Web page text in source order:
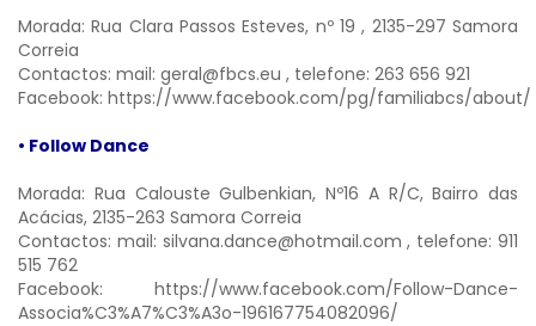
Morada: Rua Clara Passos Esteves, nº 19 , 2135-297 Samora
Correia
Contactos: mail: geral@fbcs.eu , telefone: 263 656 921
Facebook: https://www.facebook.com/pg/familiabcs/about/
• Follow Dance
Morada: Rua Calouste Gulbenkian, Nº16 A R/C, Bairro das
Acácias, 2135-263 Samora Correia
Contactos: mail: silvana.dance@hotmail.com , telefone: 911
515 762
Facebook: https://www.facebook.com/Follow-Dance-
Associa%C3%A7%C3%A3o-196167754082096/